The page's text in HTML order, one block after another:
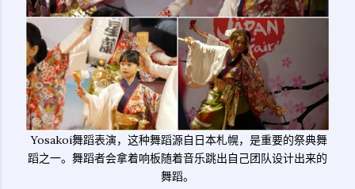
Yosakoi舞蹈表演，这种舞蹈源自日本札幌，是重要的祭典舞
蹈之一。舞蹈者会拿着响板随着音乐跳出自己团队设计出来的
舞蹈。